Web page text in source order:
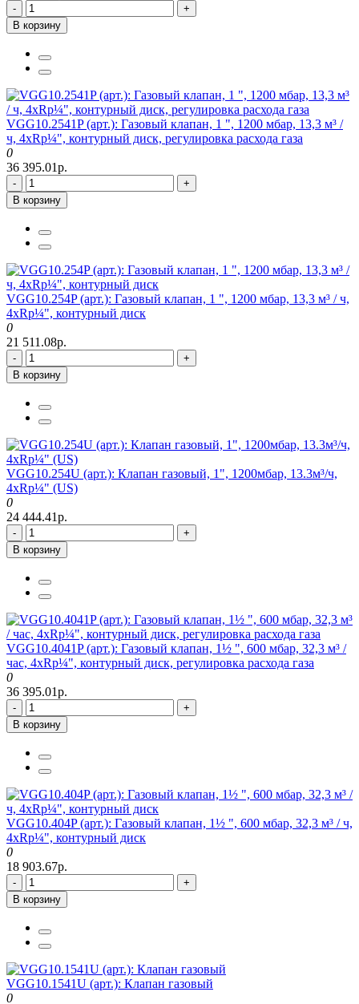
-
+
В корзину
VGG10.2541P (арт.): Газовый клапан, 1 ", 1200 мбар, 13,3 м³ /
ч, 4xRp¼", контурный диск, регулировка расхода газа
0
36 395.01р.
-
+
В корзину
VGG10.254P (арт.): Газовый клапан, 1 ", 1200 мбар, 13,3 м³ / ч,
4xRp¼", контурный диск
0
21 511.08р.
-
+
В корзину
VGG10.254U (арт.): Клапан газовый, 1", 1200мбар, 13.3м³/ч,
4xRp¼" (US)
0
24 444.41р.
-
+
В корзину
VGG10.4041P (арт.): Газовый клапан, 1½ ", 600 мбар, 32,3 м³ /
час, 4xRp¼", контурный диск, регулировка расхода газа
0
36 395.01р.
-
+
В корзину
VGG10.404P (арт.): Газовый клапан, 1½ ", 600 мбар, 32,3 м³ / ч,
4xRp¼", контурный диск
0
18 903.67р.
-
+
В корзину
VGG10.1541U (арт.): Клапан газовый
0